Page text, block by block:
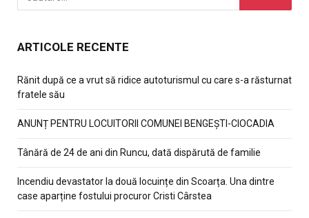
ARTICOLE RECENTE
Rănit după ce a vrut să ridice autoturismul cu care s-a răsturnat
fratele său
ANUNȚ PENTRU LOCUITORII COMUNEI BENGEȘTI-CIOCADIA
Tânără de 24 de ani din Runcu, dată dispărută de familie
Incendiu devastator la două locuințe din Scoarța. Una dintre
case aparține fostului procuror Cristi Cârstea